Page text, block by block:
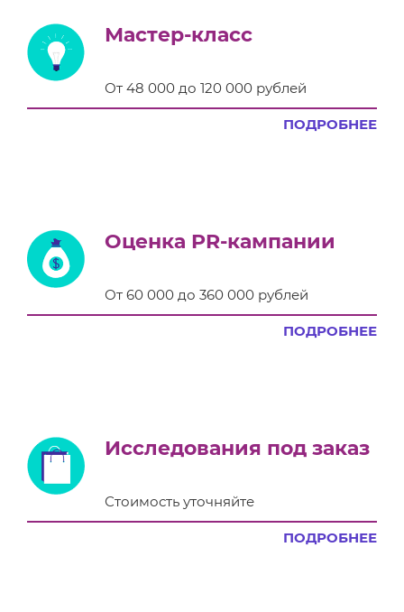
Мастер-класс
От 48 000 до 120 000 рублей
ПОДРОБНЕЕ
Оценка PR-кампании
От 60 000 до 360 000 рублей
ПОДРОБНЕЕ
Исследования под заказ
Стоимость уточняйте
ПОДРОБНЕЕ